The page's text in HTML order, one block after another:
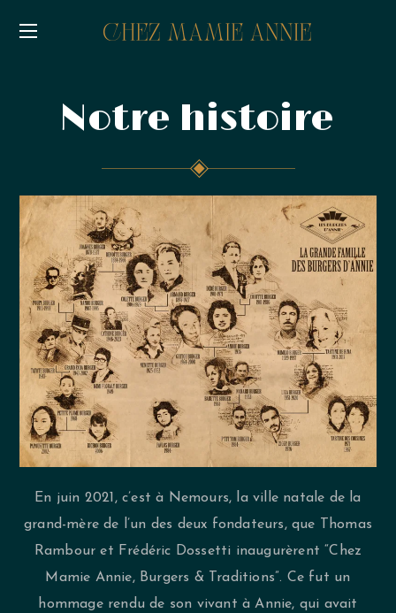
Notre histoire
En juin 2021, c’est à Nemours, la ville natale de la
grand-mère de l’un des deux fondateurs, que Thomas
Rambour et Frédéric Dossetti inaugurèrent “Chez
Mamie Annie, Burgers & Traditions”. Ce fut un
hommage rendu de son vivant à Annie, qui avait